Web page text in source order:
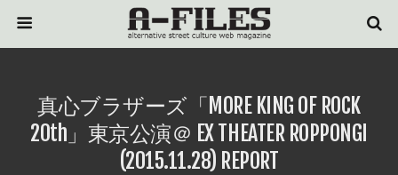
真心ブラザーズ「MORE KING OF ROCK
20th」東京公演＠ EX THEATER ROPPONGI
(2015.11.28) REPORT